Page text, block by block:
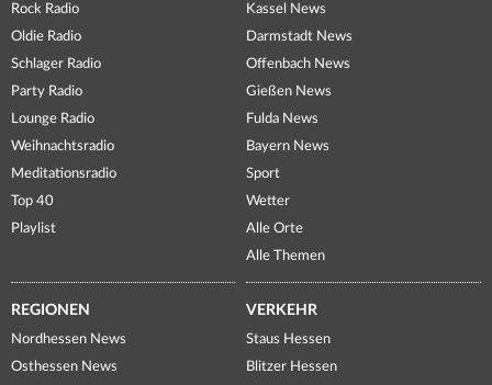
Rock Radio
Oldie Radio
Schlager Radio
Party Radio
Lounge Radio
Weihnachtsradio
Meditationsradio
Top 40
Playlist
Kassel News
Darmstadt News
Offenbach News
Gießen News
Fulda News
Bayern News
Sport
Wetter
Alle Orte
Alle Themen
REGIONEN
Nordhessen News
Osthessen News
VERKEHR
Staus Hessen
Blitzer Hessen